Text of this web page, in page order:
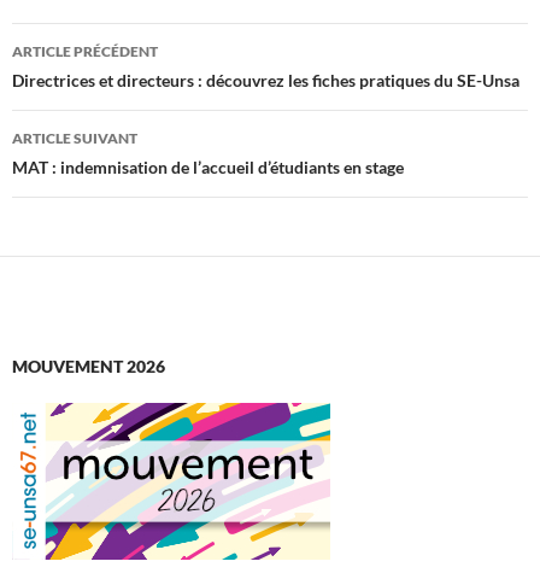
Navigation
des
articles
ARTICLE PRÉCÉDENT
Directrices et directeurs : découvrez les fiches pratiques du SE-Unsa
ARTICLE SUIVANT
MAT : indemnisation de l’accueil d’étudiants en stage
MOUVEMENT 2026